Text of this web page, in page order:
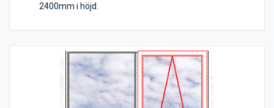
2400mm i höjd.